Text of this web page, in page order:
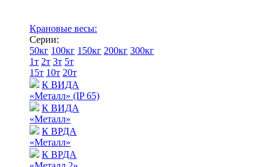
Крановые весы:
Серии:
50кг 100кг 150кг 200кг 300кг
1т 2т 3т 5т
15т 10т 20т
К ВИДА
«Металл» (IP 65)
К ВИДА
«Металл»
К ВРДА
«Металл»
К ВРДА